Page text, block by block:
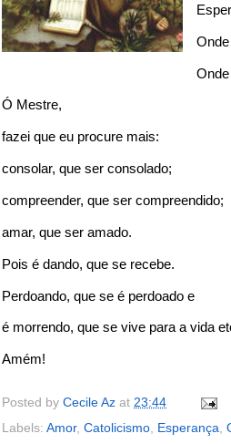
Ó Mestre,
fazei que eu procure mais:
consolar, que ser consolado;
compreender, que ser compreendido;
amar, que ser amado.
Pois é dando, que se recebe.
Perdoando, que se é perdoado e
é morrendo, que se vive para a vida
Amém!
Posted by Cecile Az at 23:44
Labels: Amor, Catolicismo Esperança